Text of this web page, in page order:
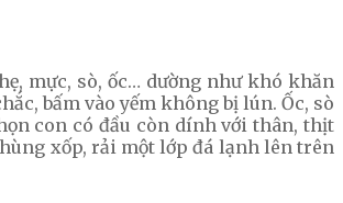
mực, sò, ốc… dường như khó khăn
bấm vào yếm không bị lún. Ốc, sò
con có đầu còn dính với thân, thịt
xốp, rải một lớp đá lạnh lên trên